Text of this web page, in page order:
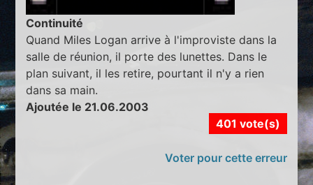
Continuité
Quand Miles Logan arrive à l'improviste dans la
salle de réunion, il porte des lunettes. Dans le
plan suivant, il les retire, pourtant il n'y a rien
dans sa main.
Ajoutée le 21.06.2003
401 vote(s)
Voter pour cette erreur